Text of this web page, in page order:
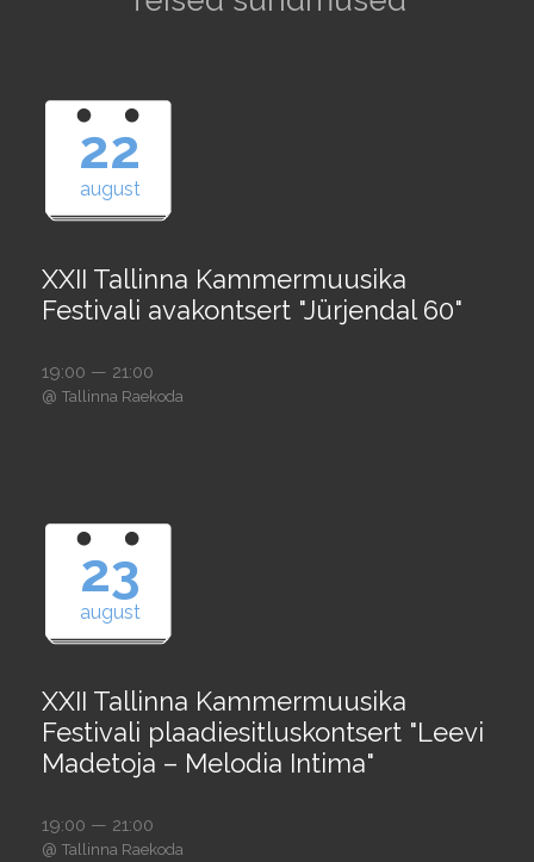
22
august
XXII Tallinna Kammermuusika
Festivali avakontsert "Jürjendal 60"
19:00 — 21:00
@ Tallinna Raekoda
23
august
XXII Tallinna Kammermuusika
Festivali plaadiesitluskontsert "Leevi
Madetoja – Melodia Intima"
19:00 — 21:00
@ Tallinna Raekoda